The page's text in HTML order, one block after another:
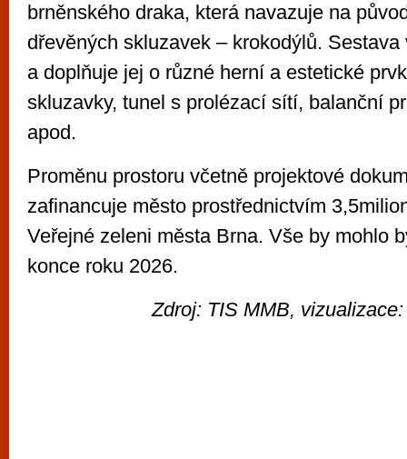
brněnského draka, která navazuje na
dřevěných skluzavek – krokodýlů.
a doplňuje jej o různé herní a estetické
skluzavky, tunel s prolézací sítí, balanční
apod.
Proměnu prostoru včetně projektové
zafinancuje město prostřednictvím
Veřejné zeleni města Brna. Vše by mohlo
konce roku 2026.
Zdroj: TIS MMB,